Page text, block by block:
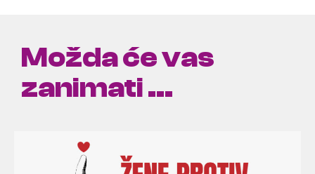
Možda će vas
zanimati ...